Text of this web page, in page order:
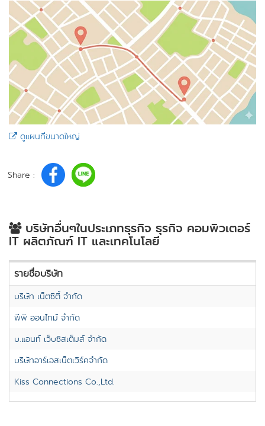
ดูแผนที่ขนาดใหญ่
Share :
บริษัทอื่นๆในประเภทธุรกิจ ธุรกิจ คอมพิวเตอร์
IT ผลิตภัณฑ์ IT และเทคโนโลยี
รายชื่อบริษัท
บริษัท เน็ตซิตี้ จำกัด
พีพี ออนไทม์ จำกัด
บ.แอนท์ เว็บซิสเต็มส์ จำกัด
บริษัทอาร์เอสเน็ตเวิร์คจำกัด
Kiss Connections Co.,Ltd.